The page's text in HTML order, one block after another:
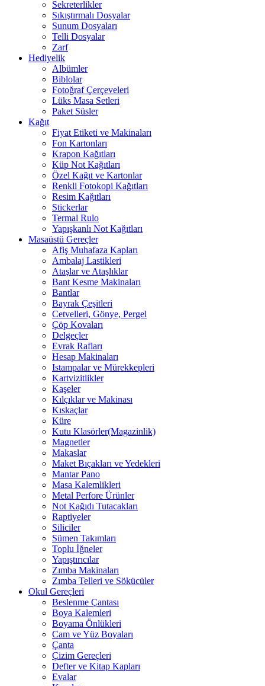
Sekreterlikler
Sıkıştırmalı Dosyalar
Sunum Dosyaları
Telli Dosyalar
Zarf
Hediyelik
Albümler
Biblolar
Fotoğraf Çerçeveleri
Lüks Masa Setleri
Paket Süsler
Kağıt
Fiyat Etiketi ve Makinaları
Fon Kartonları
Krapon Kağıtları
Küp Not Kağıtları
Özel Kağıt ve Kartonlar
Renkli Fotokopi Kağıtları
Resim Kağıtları
Stickerlar
Termal Rulo
Yapışkanlı Not Kağıtları
Masaüstü Gereçler
Afiş Muhafaza Kapları
Ambalaj Lastikleri
Ataşlar ve Ataşlıklar
Bant Kesme Makinaları
Bantlar
Bayrak Çeşitleri
Cetvelleri, Gönye, Pergel
Çöp Kovaları
Delgeçler
Evrak Rafları
Hesap Makinaları
Istampalar ve Mürekkepleri
Kartvizitlikler
Kaşeler
Kılçıklar ve Makinası
Kıskaçlar
Küre
Kutu Klasörler(Magazinlik)
Magnetler
Makaslar
Maket Bıçakları ve Yedekleri
Mantar Pano
Masa Kalemlikleri
Metal Perfore Ürünler
Not Kağıdı Tutacakları
Raptiyeler
Siliciler
Sümen Takımları
Toplu İğneler
Yapıştırıcılar
Zımba Makinaları
Zımba Telleri ve Sökücüler
Okul Gereçleri
Beslenme Çantası
Boya Kalemleri
Boyama Önlükleri
Cam ve Yüz Boyaları
Çanta
Çizim Gereçleri
Defter ve Kitap Kapları
Evalar